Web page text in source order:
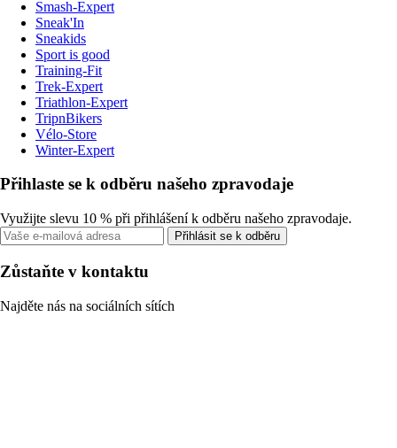
Smash-Expert
Sneak'In
Sneakids
Sport is good
Training-Fit
Trek-Expert
Triathlon-Expert
TripnBikers
Vélo-Store
Winter-Expert
Přihlaste se k odběru našeho zpravodaje
Využijte slevu 10 % při přihlášení k odběru našeho zpravodaje.
Přihlásit se k odběru
Zůstaňte v kontaktu
Najděte nás na sociálních sítích